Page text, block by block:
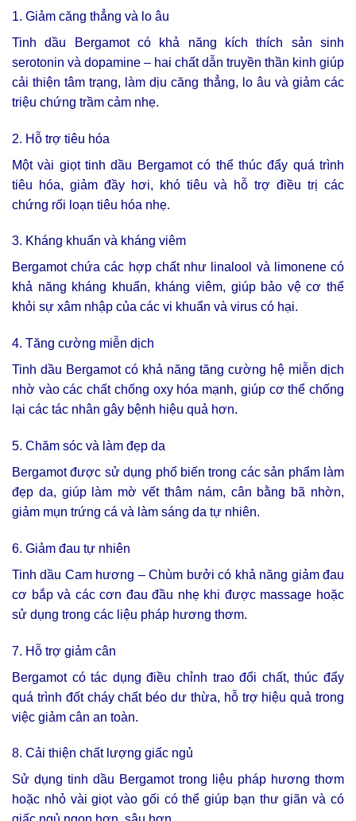
1. Giảm căng thẳng và lo âu
Tinh dầu Bergamot có khả năng kích thích sản sinh
serotonin và dopamine – hai chất dẫn truyền thần kinh giúp
cải thiện tâm trạng, làm dịu căng thẳng, lo âu và giảm các
triệu chứng trầm cảm nhẹ.
2. Hỗ trợ tiêu hóa
Một vài giọt tinh dầu Bergamot có thể thúc đẩy quá trình
tiêu hóa, giảm đầy hơi, khó tiêu và hỗ trợ điều trị các
chứng rối loạn tiêu hóa nhẹ.
3. Kháng khuẩn và kháng viêm
Bergamot chứa các hợp chất như linalool và limonene có
khả năng kháng khuẩn, kháng viêm, giúp bảo vệ cơ thể
khỏi sự xâm nhập của các vi khuẩn và virus có hại.
4. Tăng cường miễn dịch
Tinh dầu Bergamot có khả năng tăng cường hệ miễn dịch
nhờ vào các chất chống oxy hóa mạnh, giúp cơ thể chống
lại các tác nhân gây bệnh hiệu quả hơn.
5. Chăm sóc và làm đẹp da
Bergamot được sử dụng phổ biến trong các sản phẩm làm
đẹp da, giúp làm mờ vết thâm nám, cân bằng bã nhờn,
giảm mụn trứng cá và làm sáng da tự nhiên.
6. Giảm đau tự nhiên
Tinh dầu Cam hương – Chùm bưởi có khả năng giảm đau
cơ bắp và các cơn đau đầu nhẹ khi được massage hoặc
sử dụng trong các liệu pháp hương thơm.
7. Hỗ trợ giảm cân
Bergamot có tác dụng điều chỉnh trao đổi chất, thúc đẩy
quá trình đốt cháy chất béo dư thừa, hỗ trợ hiệu quả trong
việc giảm cân an toàn.
8. Cải thiện chất lượng giấc ngủ
Sử dụng tinh dầu Bergamot trong liệu pháp hương thơm
hoặc nhỏ vài giọt vào gối có thể giúp bạn thư giãn và có